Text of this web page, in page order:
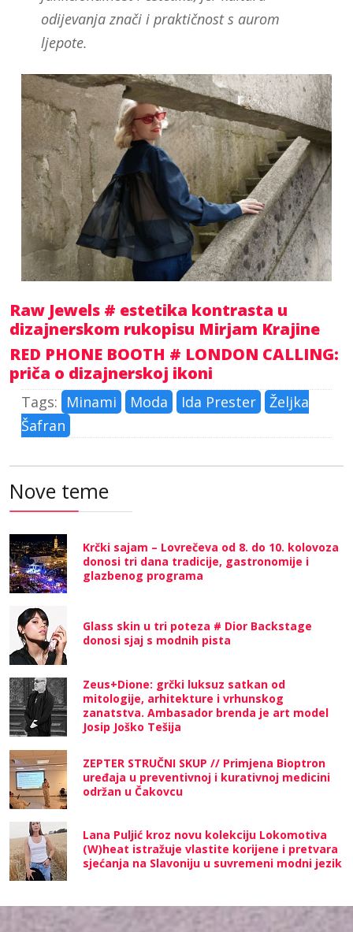
odijevanja znači i praktičnost s aurom
ljepote.
Raw Jewels # estetika kontrasta u
dizajnerskom rukopisu Mirjam Krajine
RED PHONE BOOTH # LONDON CALLING:
priča o dizajnerskoj ikoni
Tags: Minami Moda Ida Prester
Željka
Šafran
Nove teme
Krčki sajam – Lovrečeva od 8. do 10. kolovoza
donosi tri dana tradicije, gastronomije i
glazbenog programa
Glass skin u tri poteza # Dior Backstage
donosi sjaj s modnih pista
Zeus+Dione: grčki luksuz satkan od
mitologije, arhitekture i vrhunskog
zanatstva. Ambasador brenda je art model
Josip Joško Tešija
ZEPTER STRUČNI SKUP // Primjena Bioptron
uređaja u preventivnoj i kurativnoj medicini
održan u Čakovcu
Lana Puljić kroz novu kolekciju Lokomotiva
(W)heat istražuje vlastite korijene i pretvara
sjećanja na Slavoniju u suvremeni modni jezik